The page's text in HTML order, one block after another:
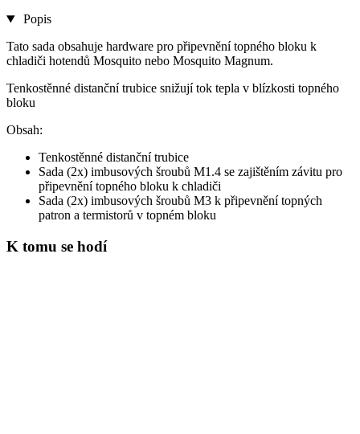
Popis
Tato sada obsahuje hardware pro připevnění topného bloku k
chladiči hotendů Mosquito nebo Mosquito Magnum.
Tenkostěnné distanční trubice snižují tok tepla v blízkosti topného
bloku
Obsah:
Tenkostěnné distanční trubice
Sada (2x) imbusových šroubů M1.4 se zajištěním závitu pro
připevnění topného bloku k chladiči
Sada (2x) imbusových šroubů M3 k připevnění topných
patron a termistorů v topném bloku
K tomu se hodí